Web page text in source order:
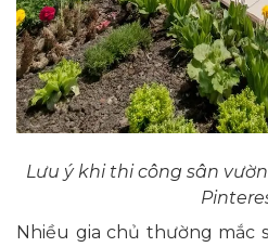
Lưu ý khi thi công sân
Nhiều gia chủ thường mắc